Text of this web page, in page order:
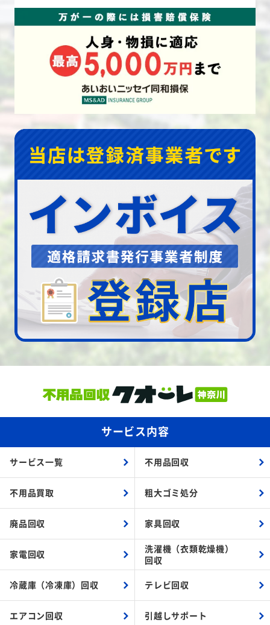
サービス内容
サービス一覧 不用品回収
不用品買取 粗大ゴミ処分
廃品回収 家具回収
家電回収
洗濯機（衣類乾燥機）
回収
冷蔵庫（冷凍庫）回収 テレビ回収
エアコン回収 引越しサポート